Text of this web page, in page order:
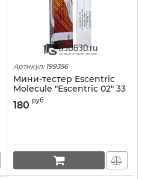
Артикул: 199356
Мини-тестер Escentric
Molecule "Escentric 02" 33
180 руб